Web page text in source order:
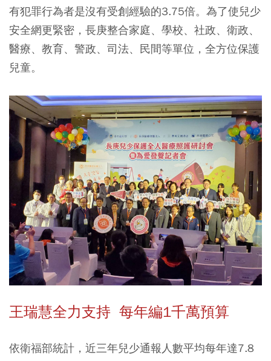
有犯罪行為者是沒有受創經驗的3.75倍。為了使兒少
安全網更緊密，長庚整合家庭、學校、社政、衛政、
醫療、教育、警政、司法、民間等單位，全方位保護
兒童。
王瑞慧全力支持 每年編1千萬預算
依衛福部統計，近三年兒少通報人數平均每年達7.8